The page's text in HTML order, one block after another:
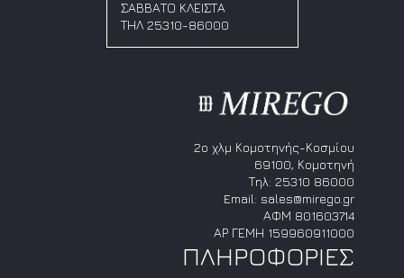
μπορούν
να
προϊόντος
ΣΑΒΒΑΤΟ ΚΛΕΙΣΤΑ
ΤΗΛ 25310-86000
2ο χλμ Κομοτηνής-Κοσμίου
69100, Κομοτηνή
Τηλ: 25310 86000
Email: sales@mirego.gr
ΑΦΜ 801603714
ΑΡ ΓΕΜΗ 159960911000
ΠΛΗΡΟΦΟΡΙΕΣ